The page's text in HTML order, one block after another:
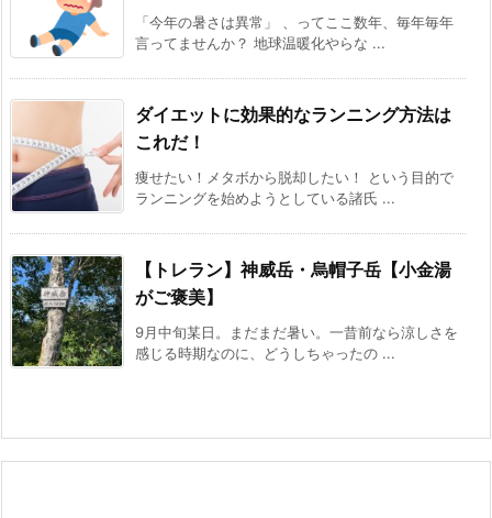
「今年の暑さは異常」 、ってここ数年、毎年毎年
言ってませんか？ 地球温暖化やらな ...
ダイエットに効果的なランニング方法は
これだ！
痩せたい！メタボから脱却したい！ という目的で
ランニングを始めようとしている諸氏 ...
【トレラン】神威岳・烏帽子岳【小金湯
がご褒美】
9月中旬某日。まだまだ暑い。一昔前なら涼しさを
感じる時期なのに、どうしちゃったの ...